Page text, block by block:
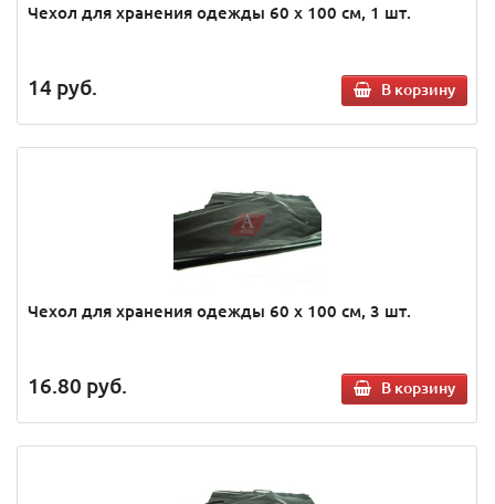
Чехол для хранения одежды 60 х 100 см, 1 шт.
14 руб. В корзину
Чехол для хранения одежды 60 х 100 см, 3 шт.
16.80 руб. В корзину